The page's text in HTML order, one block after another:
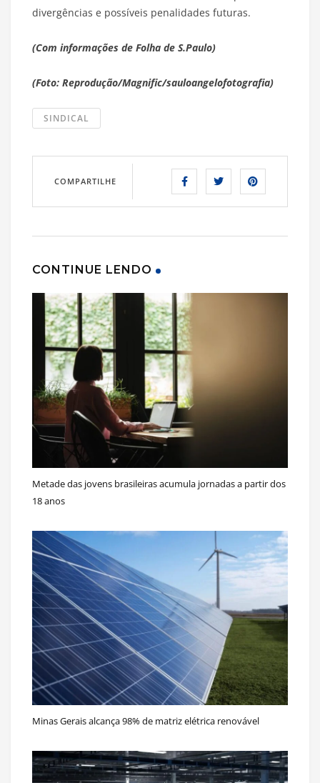
divergências e possíveis penalidades futuras.
(Com informações de Folha de S.Paulo)
(Foto: Reprodução/Magnific/sauloangelofotografia)
SINDICAL
COMPARTILHE
CONTINUE LENDO
Metade das jovens brasileiras acumula jornadas a partir dos
18 anos
Minas Gerais alcança 98% de matriz elétrica renovável